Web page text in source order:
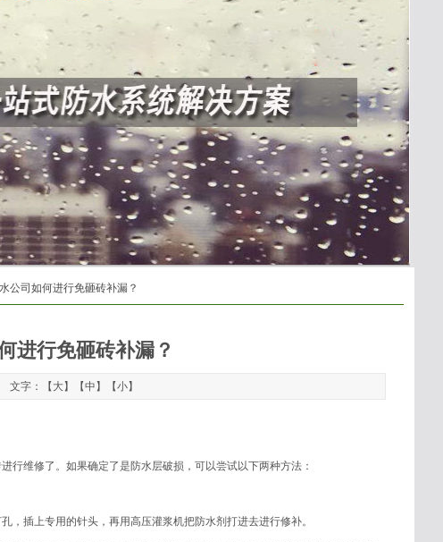
公司如何进行免砸砖补漏？
进行免砸砖补漏？
文字：【 大】【中 】【小】
行维修了。如果确定了是防水层破损，可以尝试以下两种方法：
插上专用的针头，再用高压灌浆机把防水剂打进去进行修补。